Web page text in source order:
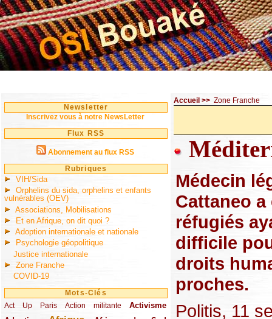
Newsletter
Inscrivez vous à notre NewsLetter
Flux RSS
Abonnement au flux RSS
Rubriques
VIH/Sida
Orphelins du sida, orphelins et enfants
vulnérables (OEV)
Associations, Mobilisations
Et en Afrique, on dit quoi ?
Adoption internationale et nationale
Psychologie géopolitique
Justice internationale
Zone Franche
COVID-19
Mots-Clés
Act Up Paris
(49/289) Action militante
(32/289) Activisme
(73/289)
Accueil >> Zone Franche
Médecin
Cattaneo
réfugiés
difficile
droits
proches.
Politis, 11